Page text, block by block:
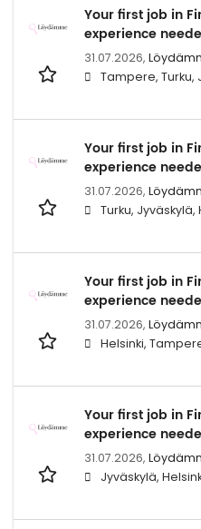
Your first job in
experience
31.07.2026,
Tampere, Turku,
Your first job in
experience
31.07.2026,
Turku,
Your first job in
experience
31.07.2026,
Helsinki,
Your first job in
experience
31.07.2026,
Jyväskylä,